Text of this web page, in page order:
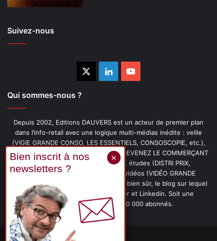
Suivez-nous
LinkedinYouTube
Qui sommes-nous ?
Depuis 2002, Editions DAUVERS est un acteur de premier plan
dans l’info-retail avec une logique multi-médias inédite : veille
(VIGIE GRANDE CONSO, LES ESSENTIELS, CONSOSCOPIE, etc.),
livres (PENSER-CLIENT, IMAGE-PRIX, DEVENEZ LE COMMERÇANT
PRÉFÉRÉ DE VOS CLIENTS, etc.), études (DISTRI PRIX,
PROMOFLASH, DRIVE INSIGHTS), vidéos (VIDÉO GRANDE
CONSO), podcasts (CAFÉ CONSO) et, bien sûr, le blog sur lequel
vous êtes, ainsi que les fils Twitter et Linkedin. Soit une
communauté de plus de 150 000 abonnés.